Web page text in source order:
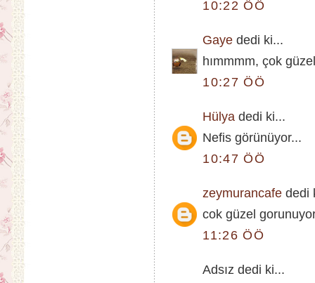
10:22 ÖÖ
Gaye dedi ki...
hımmmm, çok
10:27 ÖÖ
Hülya dedi ki...
Nefis görünüyor...
10:47 ÖÖ
zeymurancafe dedi
cok güzel
11:26 ÖÖ
Adsız dedi ki...